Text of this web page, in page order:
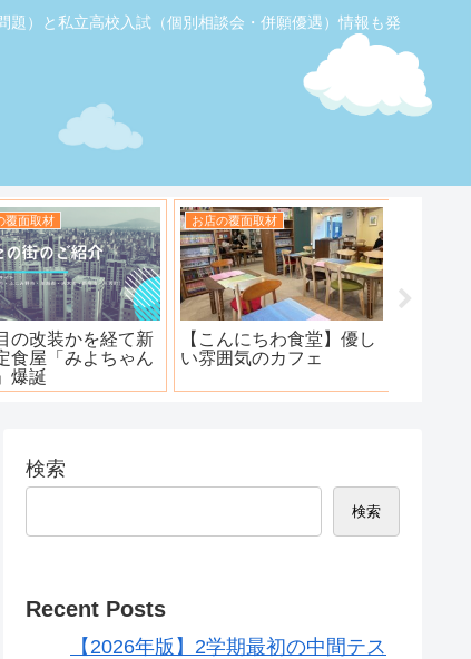
）と私立高校入試（個別相談会・併願優遇）情報も発
覆面取材
み野】素敵なステ
ワンダーステー
お店の覆面取材
ハンバーグ工房 川越新河
岸店
検索
検索
Recent Posts
【2026年版】2学期最初の中間テス